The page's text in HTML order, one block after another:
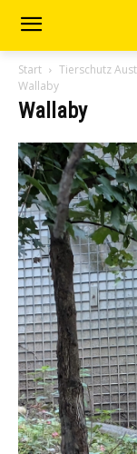
Start
Tierschutz
Wallaby
Wallaby